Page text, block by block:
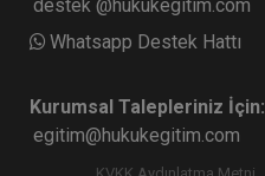
destek @hukukegitim.com
Whatsapp Destek Hattı
Kurumsal Talepleriniz İçin:
egitim@hukukegitim.com